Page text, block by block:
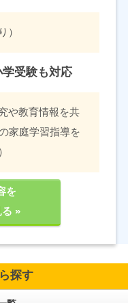
）
受験も対応
や教育情報を共
家庭学習指導を
）
を
る »
探す